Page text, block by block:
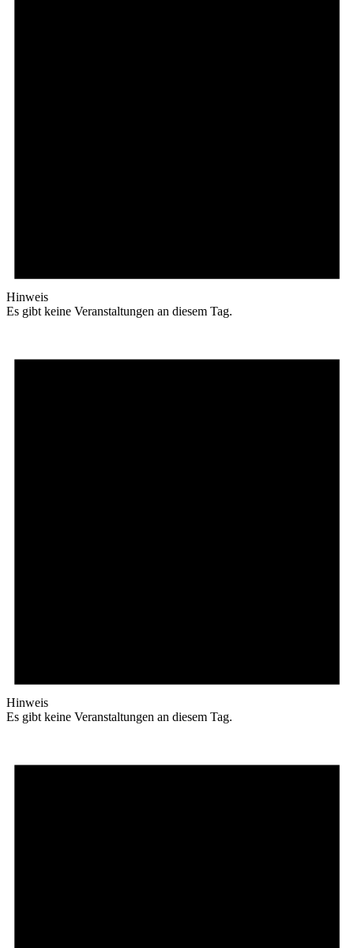
Hinweis
Es gibt keine Veranstaltungen an diesem Tag.
Hinweis
Es gibt keine Veranstaltungen an diesem Tag.